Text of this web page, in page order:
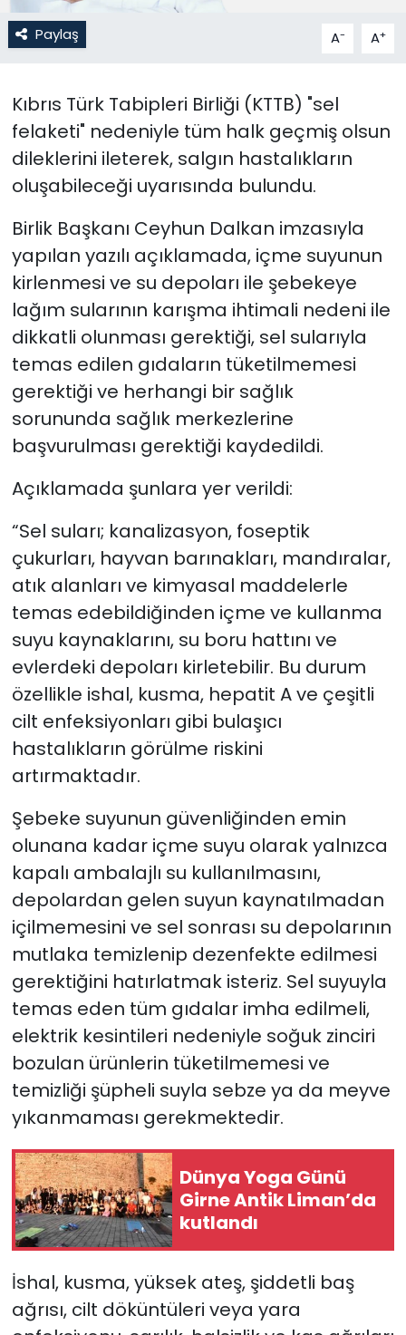
Paylaş A- A+
Kıbrıs Türk Tabipleri Birliği (KTTB) "sel
felaketi" nedeniyle tüm halk geçmiş olsun
dileklerini ileterek, salgın hastalıkların
oluşabileceği uyarısında bulundu.
Birlik Başkanı Ceyhun Dalkan imzasıyla
yapılan yazılı açıklamada, içme suyunun
kirlenmesi ve su depoları ile şebekeye
lağım sularının karışma ihtimali nedeni ile
dikkatli olunması gerektiği, sel sularıyla
temas edilen gıdaların tüketilmemesi
gerektiği ve herhangi bir sağlık
sorununda sağlık merkezlerine
başvurulması gerektiği kaydedildi.
Açıklamada şunlara yer verildi:
“Sel suları; kanalizasyon, foseptik
çukurları, hayvan barınakları, mandıralar,
atık alanları ve kimyasal maddelerle
temas edebildiğinden içme ve kullanma
suyu kaynaklarını, su boru hattını ve
evlerdeki depoları kirletebilir. Bu durum
özellikle ishal, kusma, hepatit A ve çeşitli
cilt enfeksiyonları gibi bulaşıcı
hastalıkların görülme riskini
artırmaktadır.
Şebeke suyunun güvenliğinden emin
olunana kadar içme suyu olarak yalnızca
kapalı ambalajlı su kullanılmasını,
depolardan gelen suyun kaynatılmadan
içilmemesini ve sel sonrası su depolarının
mutlaka temizlenip dezenfekte edilmesi
gerektiğini hatırlatmak isteriz. Sel suyuyla
temas eden tüm gıdalar imha edilmeli,
elektrik kesintileri nedeniyle soğuk zinciri
bozulan ürünlerin tüketilmemesi ve
temizliği şüpheli suyla sebze ya da meyve
yıkanmaması gerekmektedir.
Dünya Yoga Günü
Girne Antik Liman’da
kutlandı
İshal, kusma, yüksek ateş, şiddetli baş
ağrısı, cilt döküntüleri veya yara
Nöbetçi Eczaneler
Politika
SAĞLIK
Teknoloji
TÜRKiYE
Video Galeri
YAŞAM
Yazarlar